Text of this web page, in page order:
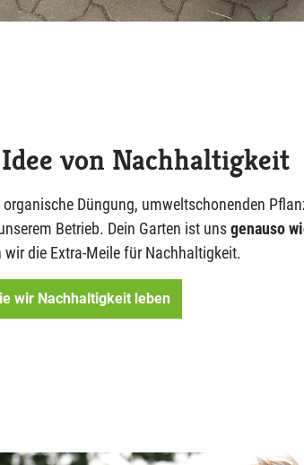
von Nachhaltigkeit
Düngung, umweltschonenden
Betrieb. Dein Garten ist unsgenauso
wir die Extra-Meile für Nachhaltigkeit.
wir Nachhaltigkeit leben